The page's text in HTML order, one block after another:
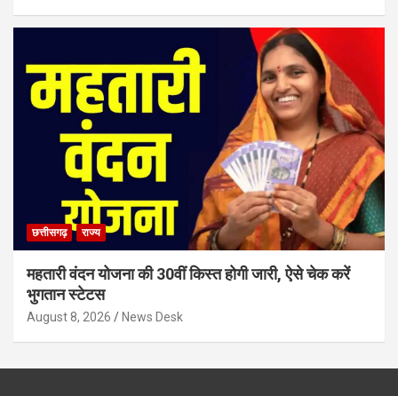
छत्तीसगढ़ राज्य
महतारी वंदन योजना की 30वीं किस्त होगी जारी, ऐसे चेक करें
भुगतान स्टेटस
August 8, 2026 News Desk